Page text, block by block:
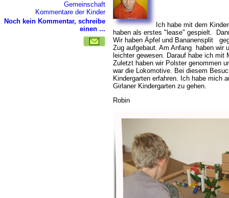
Gemeinschaft
Kommentare der Kinder
Noch kein Kommentar, schreibe
einen ...
Ich habe mit dem
haben als erstes "lease" gespielt.
Wir haben Äpfel und Bananensplit
Zug aufgebaut. Am Anfang haben wir
leichter gewesen. Darauf habe ich mit
Zuletzt haben wir Polster genommen
war die Lokomotive. Bei diesem
Kindergarten erfahren. Ich habe mich
Girlaner Kindergarten zu gehen.
Robin